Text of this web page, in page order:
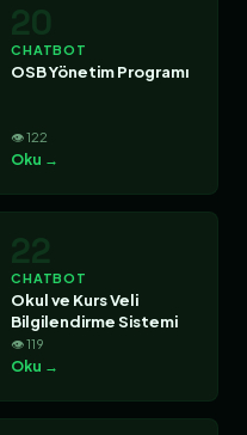
20
CHATBOT
OSB Yönetim Programı
👁 122
Oku →
22
CHATBOT
Okul ve Kurs Veli
Bilgilendirme Sistemi
👁 119
Oku →